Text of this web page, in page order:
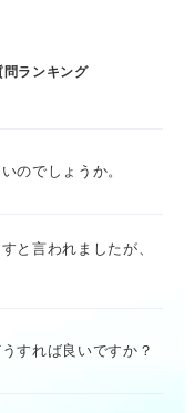
問ランキング
のでしょうか。
と言われましたが、
すれば良いですか？